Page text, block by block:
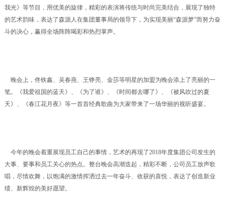
我光》等节目，用优美的旋律，精彩的表演将传统与时尚完美结合，展现了独特
的艺术韵味，表达了森源人在集团董事局的领导下，为实现美丽“森源梦”而努力奋
斗的决心，赢得全场阵阵喝彩和热烈掌声。
晚会上，佟铁鑫、吴春燕、王铮亮、金莎等明星的加盟为晚会添上了亮丽的一
笔。《我爱祖国的蓝天》、《为了谁》、《时间都去哪了》、《被风吹过的夏
天》、《春江花月夜》等一首首经典歌曲为大家带来了一场华丽的视听盛宴。
今年的晚会着重展现员工自己的事情，艺术的再现了2018年度集团公司发生的
大事、要事和员工关心的热点。整台晚会高潮迭起，精彩不断，公司员工放声歌
唱，尽情欢舞，以饱满的激情挥洒过去一年奋斗、收获的喜悦，表达了创造新业
绩、新辉煌的美好愿望。